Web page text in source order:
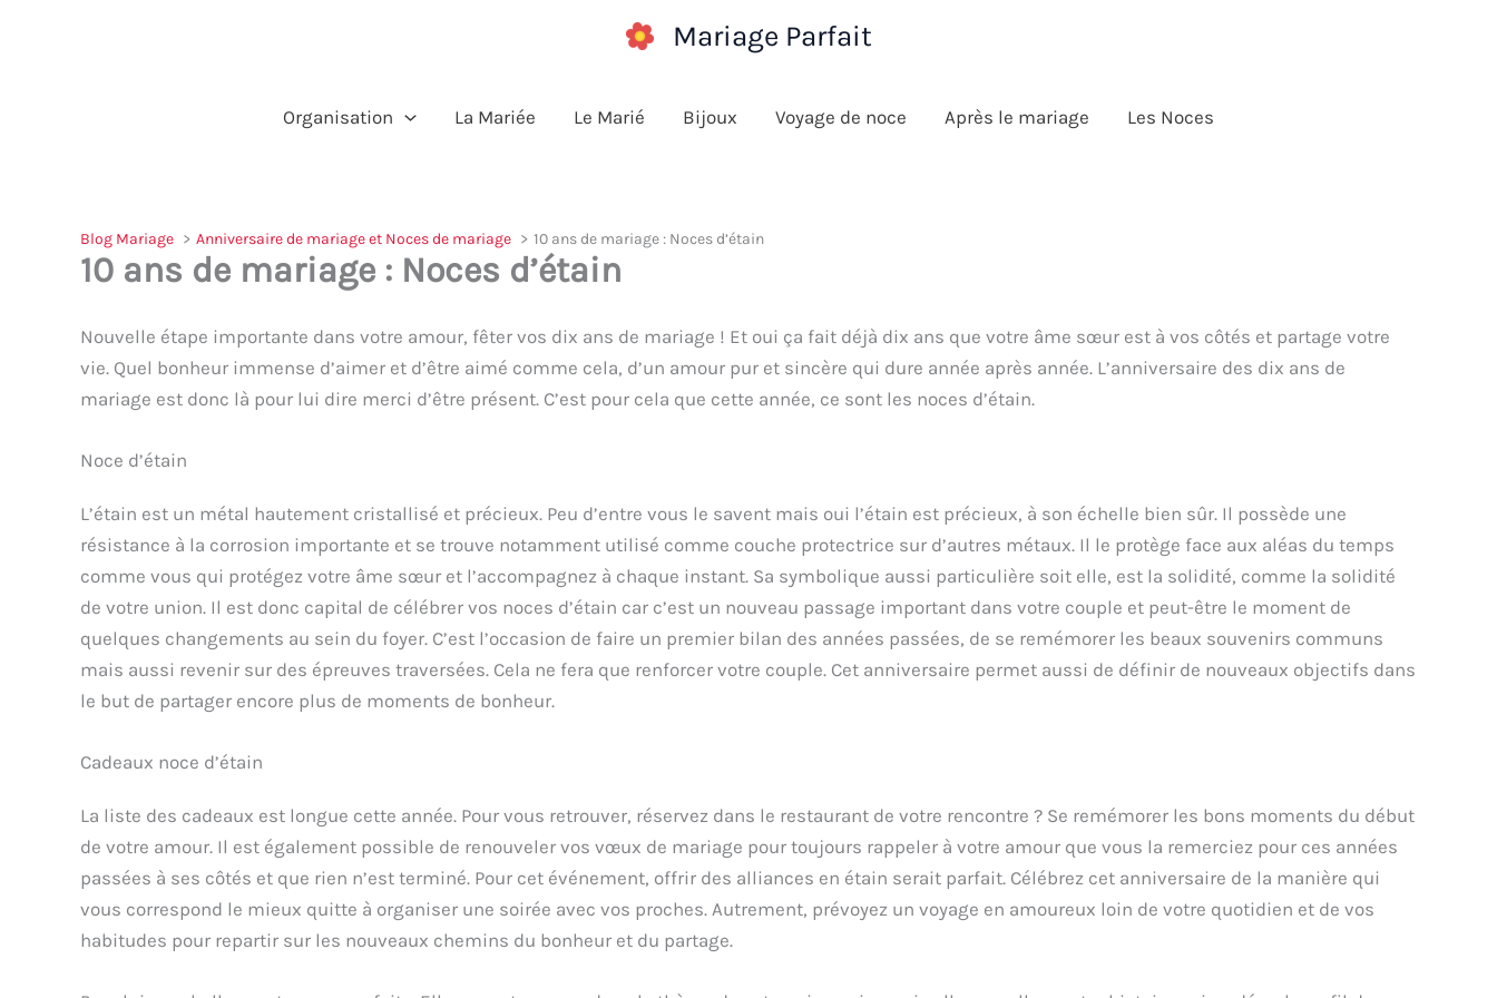
Mariage Parfait
Organisation La Mariée Le Marié Bijoux Voyage de noce Après le mariage Les Noces
Blog Mariage Anniversaire de mariage et Noces de mariage 10 ans de mariage : Noces d’étain
10 ans de mariage : Noces d’étain
Nouvelle étape importante dans votre amour, fêter vos dix ans de mariage ! Et oui ça fait déjà dix ans que votre âme sœur est à vos côtés et partage votre
vie. Quel bonheur immense d’aimer et d’être aimé comme cela, d’un amour pur et sincère qui dure année après année. L’anniversaire des dix ans de
mariage est donc là pour lui dire merci d’être présent. C’est pour cela que cette année, ce sont les noces d’étain.
Noce d’étain
L’étain est un métal hautement cristallisé et précieux. Peu d’entre vous le savent mais oui l’étain est précieux, à son échelle bien sûr. Il possède une
résistance à la corrosion importante et se trouve notamment utilisé comme couche protectrice sur d’autres métaux. Il le protège face aux aléas du temps
comme vous qui protégez votre âme sœur et l’accompagnez à chaque instant. Sa symbolique aussi particulière soit elle, est la solidité, comme la solidité
de votre union. Il est donc capital de célébrer vos noces d’étain car c’est un nouveau passage important dans votre couple et peut-être le moment de
quelques changements au sein du foyer. C’est l’occasion de faire un premier bilan des années passées, de se remémorer les beaux souvenirs communs
mais aussi revenir sur des épreuves traversées. Cela ne fera que renforcer votre couple. Cet anniversaire permet aussi de définir de nouveaux objectifs dans
le but de partager encore plus de moments de bonheur.
Cadeaux noce d’étain
La liste des cadeaux est longue cette année. Pour vous retrouver, réservez dans le restaurant de votre rencontre ? Se remémorer les bons moments du début
de votre amour. Il est également possible de renouveler vos vœux de mariage pour toujours rappeler à votre amour que vous la remerciez pour ces années
passées à ses côtés et que rien n’est terminé. Pour cet événement, offrir des alliances en étain serait parfait. Célébrez cet anniversaire de la manière qui
vous correspond le mieux quitte à organiser une soirée avec vos proches. Autrement, prévoyez un voyage en amoureux loin de votre quotidien et de vos
habitudes pour repartir sur les nouveaux chemins du bonheur et du partage.